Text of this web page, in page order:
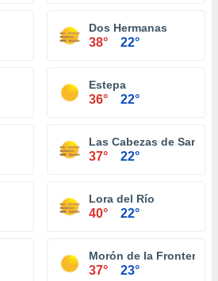
Dos Hermanas
38° 22°
Estepa
36° 22°
Las Cabezas de San
37° 22°
Lora del Río
40° 22°
Morón de la Frontera
37° 23°